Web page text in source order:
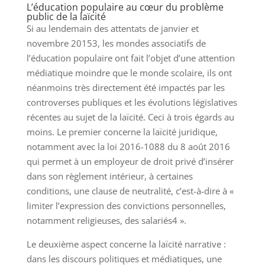
L’éducation populaire au cœur du problème
public de la laïcité
Si au lendemain des attentats de janvier et
novembre 20153, les mondes associatifs de
l’éducation populaire ont fait l’objet d’une attention
médiatique moindre que le monde scolaire, ils ont
néanmoins très directement été impactés par les
controverses publiques et les évolutions législatives
récentes au sujet de la laïcité. Ceci à trois égards au
moins. Le premier concerne la laïcité juridique,
notamment avec la loi 2016-1088 du 8 août 2016
qui permet à un employeur de droit privé d’insérer
dans son règlement intérieur, à certaines
conditions, une clause de neutralité, c’est-à-dire à «
limiter l’expression des convictions personnelles,
notamment religieuses, des salariés4 ».
Le deuxième aspect concerne la laïcité narrative :
dans les discours politiques et médiatiques, une